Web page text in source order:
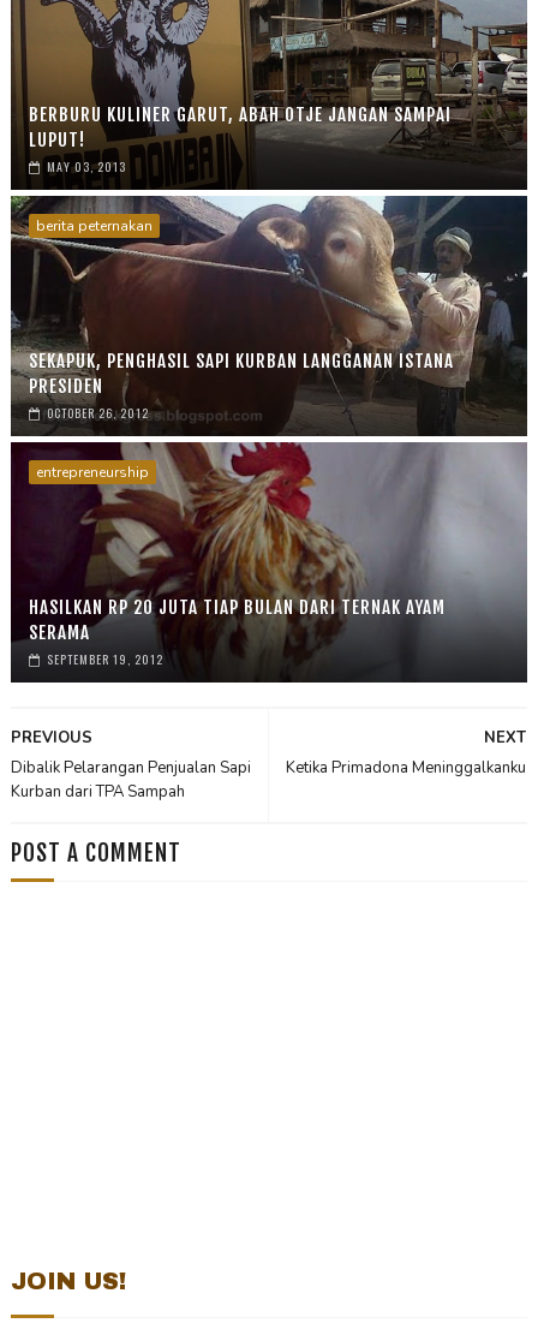
BERBURU KULINER GARUT, ABAH OTJE JANGAN SAMPAI
LUPUT!
MAY 03, 2013
berita peternakan
SEKAPUK, PENGHASIL SAPI KURBAN LANGGANAN ISTANA
PRESIDEN
OCTOBER 26, 2012
entrepreneurship
HASILKAN RP 20 JUTA TIAP BULAN DARI TERNAK AYAM
SERAMA
SEPTEMBER 19, 2012
NEXT
Ketika Primadona Meninggalkanku
PREVIOUS
Dibalik Pelarangan Penjualan Sapi
Kurban dari TPA Sampah
POST A COMMENT
JOIN US!